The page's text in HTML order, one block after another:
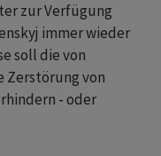
zur Verfügung
immer wieder
soll die von
Zerstörung von
- oder